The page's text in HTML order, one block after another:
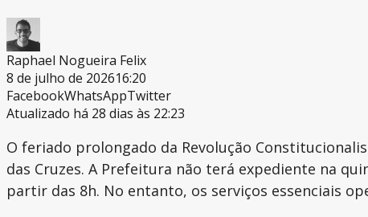
Raphael Nogueira Felix
8 de julho de 202616:20
FacebookWhatsAppTwitter
Atualizado há 28 dias às 22:23
O feriado prolongado da Revolução
das Cruzes. A Prefeitura não terá expediente na
partir das 8h. No entanto, os serviços essenciais